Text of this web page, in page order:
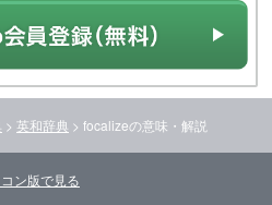
> 英和辞典 > focalizeの意味・解説
ン版で見る